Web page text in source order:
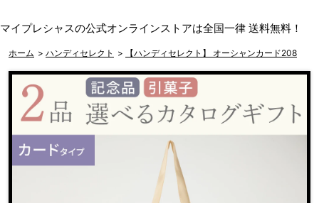
マイプレシャスの公式オンラインストアは全国一律 送料無料！
ホーム > ハンディセレクト > 【ハンディセレクト】 オーシャンカード208